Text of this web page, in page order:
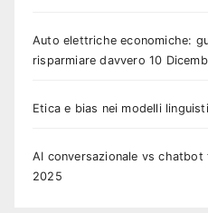
Auto elettriche economiche:
risparmiare davvero 10
Etica e bias nei modelli
AI conversazionale vs chatbot
2025